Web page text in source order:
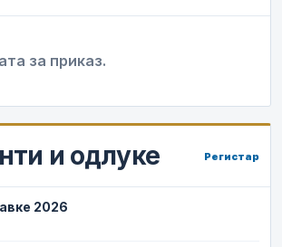
за приказ.
и одлуке Регистар
2026